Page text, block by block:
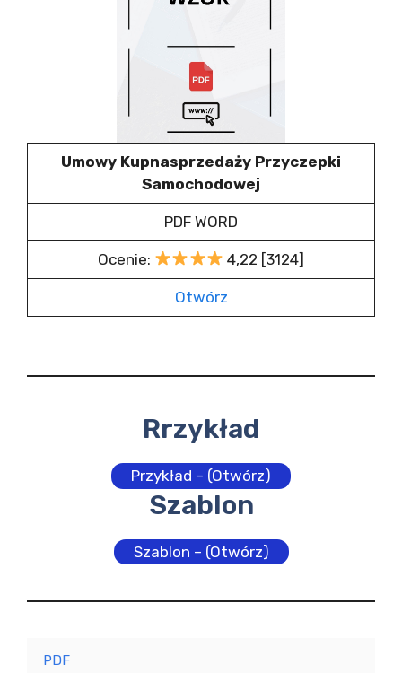
Umowy Kupnasprzedaży Przyczepki
Samochodowej
PDF WORD
Ocenie: 4,22 [3124]
Otwórz
Rrzykład
Przykład – (Otwórz)
Szablon
Szablon – (Otwórz)
PDF